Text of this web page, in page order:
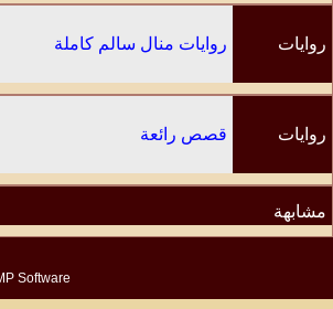
روايات روايات منال سالم كاملة
روايات
مشابهة
قصص رائعة
Software